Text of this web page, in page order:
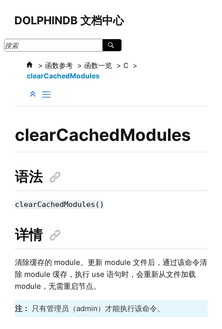
DOLPHINDB 文档中心
函数参考 函数一览
C
clearCachedModules
clearCachedModules
语法
clearCachedModules()
详情
清除缓存的 module。更新 module 文件后，通过该命令清
除 module 缓存，执行 use 语句时，会重新从文件加载
module，无需重启节点。
注： 只有管理员（admin）才能执行该命令。